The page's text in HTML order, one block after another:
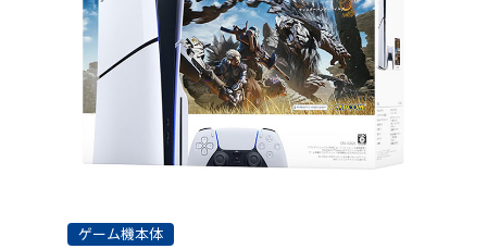
ゲーム機本体